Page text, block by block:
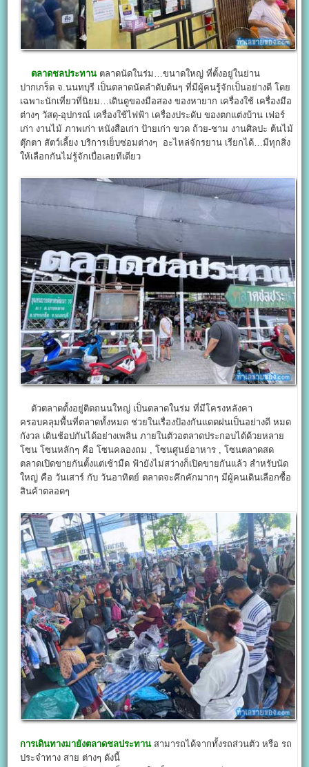
ตลาดชลประทาน ตลาดนัดในร่ม…ขนาดใหญ่ ที่ตั้งอยู่ในย่าน
ปากเกร็ด จ.นนทบุรี เป็นตลาดนัดลำดับต้นๆ ที่มีผู้คนรู้จักเป็นอย่างดี โดย
เฉพาะนักเที่ยวที่นิยม…เดินดูของมือสอง ของหายาก เครื่องใช้ เครื่องมือ
ต่างๆ วัสดุ-อุปกรณ์ เครื่องใช้ไฟฟ้า เครื่องประดับ ของตกแต่งบ้าน เฟอร์
เก่า งานไม้ ภาพเก่า หนังสือเก่า ป้ายเก่า ขวด ถ้วย-ชาม งานศิลปะ ต้นไม้
ตุ๊กตา สัตว์เลี้ยง บริการเย็บซ่อมต่างๆ อะไหล่จักรยาน เรียกได้…มีทุกสิ่ง
ให้เลือกกันไม่รู้จักเบื่อเลยทีเดียว
ตัวตลาดตั้งอยู่ติดถนนใหญ่ เป็นตลาดในร่ม ที่มีโครงหลังคา
ครอบคลุมพื้นที่ตลาดทั้งหมด ช่วยในเรื่องป้องกันแดดฝนเป็นอย่างดี หมด
กังวล เดินช้อปกันได้อย่างเพลิน ภายในตัวอตลาดประกอบได้ด้วยหลาย
โซน โซนหลักๆ คือ โซนคลองถม , โซนศูนย์อาหาร , โซนตลาดสด
ตลาดเปิดขายกันตั้งแต่เช้ามืด ฟ้ายังไม่สว่างก็เปิดขายกันแล้ว สำหรับนัด
ใหญ่ คือ วันเสาร์ กับ วันอาทิตย์ ตลาดจะคึกคักมากๆ มีผู้คนเดินเลือกซื้อ
สินค้าตลอดๆ
การเดินทางมายังตลาดชลประทาน สามารถได้จากทั้งรถส่วนตัว หรือ รถ
ประจำทาง สาย ต่างๆ ดังนี้